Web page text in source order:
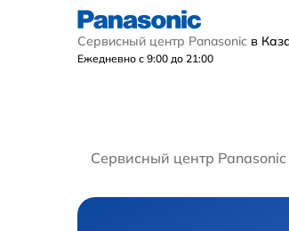
Сервисный центр Panasonic в
Ежедневно с 9:00 до 21:00
Сервисный центр Panasonic